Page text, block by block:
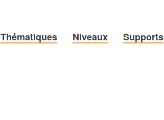
Thématiques Niveaux Supports